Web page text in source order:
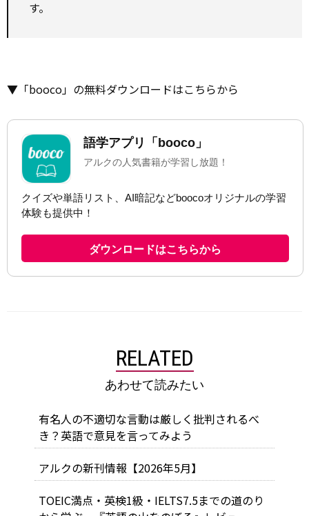
す。
▼「booco」の無料ダウンロードはこちらから
RELATED
あわせて読みたい
有名人の不適切な言動は厳しく批判されるべ
き？英語で意見を言ってみよう
アルクの新刊情報【2026年5月】
TOEIC満点・英検1級・IELTS7.5までの道のり